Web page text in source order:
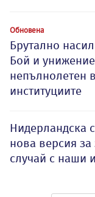
Обновена
Брутално
Бой и
непълнолетен
институциите
Нидерландска
нова версия за
случай с наши